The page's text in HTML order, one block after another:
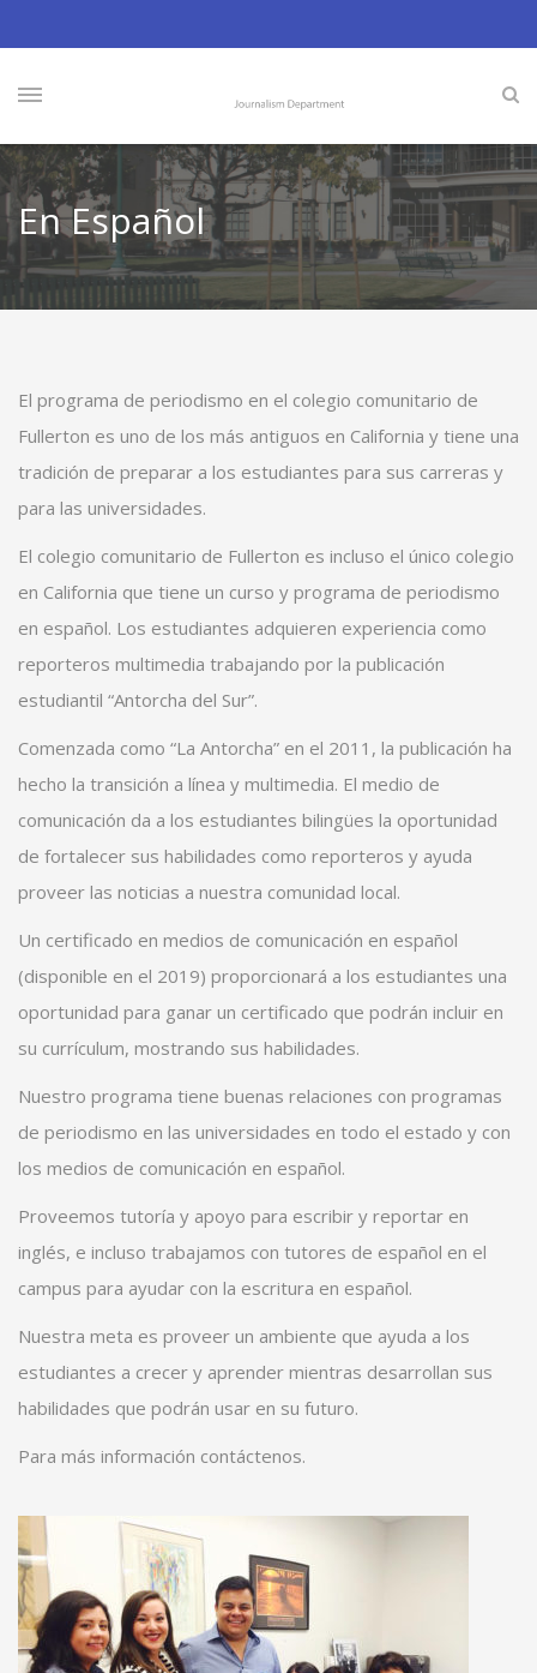
En Español
El programa de periodismo en el colegio comunitario de
Fullerton es uno de los más antiguos en California y tiene una
tradición de preparar a los estudiantes para sus carreras y
para las universidades.
El colegio comunitario de Fullerton es incluso el único colegio
en California que tiene un curso y programa de periodismo
en español. Los estudiantes adquieren experiencia como
reporteros multimedia trabajando por la publicación
estudiantil “Antorcha del Sur”.
Comenzada como “La Antorcha” en el 2011, la publicación ha
hecho la transición a línea y multimedia. El medio de
comunicación da a los estudiantes bilingües la oportunidad
de fortalecer sus habilidades como reporteros y ayuda
proveer las noticias a nuestra comunidad local.
Un certificado en medios de comunicación en español
(disponible en el 2019) proporcionará a los estudiantes una
oportunidad para ganar un certificado que podrán incluir en
su currículum, mostrando sus habilidades.
Nuestro programa tiene buenas relaciones con programas
de periodismo en las universidades en todo el estado y con
los medios de comunicación en español.
Proveemos tutoría y apoyo para escribir y reportar en
inglés, e incluso trabajamos con tutores de español en el
campus para ayudar con la escritura en español.
Nuestra meta es proveer un ambiente que ayuda a los
estudiantes a crecer y aprender mientras desarrollan sus
habilidades que podrán usar en su futuro.
Para más información contáctenos.